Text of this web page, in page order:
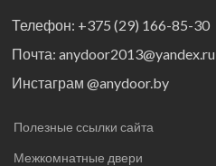
Телефон: +375 (29) 166-85-30
Почта: anydoor2013@yandex.ru
Инстаграм @anydoor.by
Полезные ссылки сайта
Межкомнатные двери